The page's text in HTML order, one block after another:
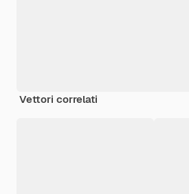
Vettori correlati